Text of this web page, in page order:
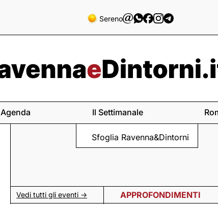
Sereno
Agenda Il Settimanale
Sfoglia Ravenna&Dintorni
Vedi tutti gli eventi -> APPROFONDIMENTI